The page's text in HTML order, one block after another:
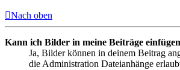
Nach oben
Kann ich Bilder in meine Beiträge
Ja, Bilder können in deinem Beitrag
die Administration Dateianhänge